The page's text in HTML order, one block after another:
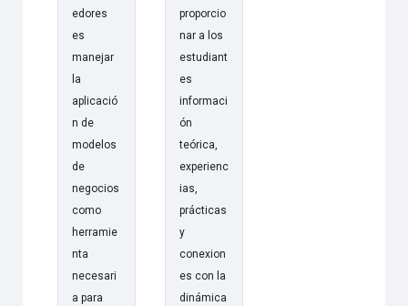
edores
es
manejar
la
aplicació
n de
modelos
de
negocios
como
herramie
nta
necesari
a para
proporcio
nar a los
estudiant
es
informaci
ón
teórica,
experienc
ias,
prácticas
y
conexion
es con la
dinámica